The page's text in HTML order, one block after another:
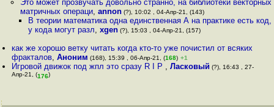
Это может прозвучать довольно странно, на библиотеки векторных
матричных операци, annon(?), 10:02 , 04-Апр-21, (143)
В теории математика одна единственная А на практике есть код,
у кода могут разл, xgen(?), 15:03 , 04-Апр-21, (157)
как же хорошо ветку читать когда кто-то уже почистил от всяких
фракталов,Аноним (168), 15:39 , 06-Апр-21, (168) +1
Игровой движок под жпл это сразу R I P ,Ласковый (?), 16:43 , 27-
Апр-21, (176)